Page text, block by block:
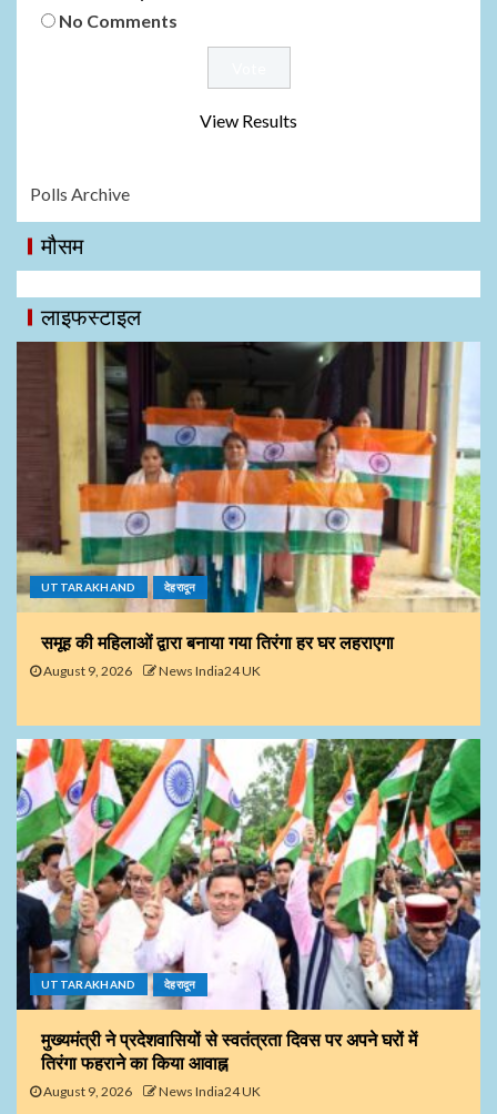
No Comments
View Results
Polls Archive
मौसम
लाइफस्टाइल
UTTARAKHAND देहरादून
समूह की महिलाओं द्वारा बनाया गया तिरंगा हर घर लहराएगा
August 9, 2026 News India24 UK
UTTARAKHAND देहरादून
मुख्यमंत्री ने प्रदेशवासियों से स्वतंत्रता दिवस पर अपने घरों में
तिरंगा फहराने का किया आवाह्न
August 9, 2026 News India24 UK